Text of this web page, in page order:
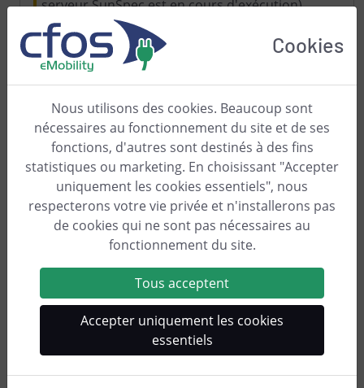
serveur SunSpec est en cours d'exécution)
utiliser "Charger la liste des appareils SunSpec"
pour obtenir une liste d'adresses de registre de
démarrage Modbus. Voici les instructions pour
leserveur SunSpec.
Courrier (SMTP)
Le gestionnaire de charge cFos peut envoyer des
mails mensuels aux utilisateurs avec les
données de consommation. En tant
qu'administrateur, vous pouvez configurer ici un
accès pour l'envoi de mails :
Adresse du serveur SMTP, port, nom
expéditeur. Si vous cochez la case "Envoyer les
processus de charge", vous recevrez en tant
qu'admin tous les mois tous les processus de
charge sous forme de mail.
Tronity
Cookies
Nous utilisons des cookies. Beaucoup sont
nécessaires au fonctionnement du site et de ses
fonctions, d'autres sont destinés à des fins
statistiques ou marketing. En choisissant "Accepter
uniquement les cookies essentiels", nous
respecterons votre vie privée et n'installerons pas
de cookies qui ne sont pas nécessaires au
fonctionnement du site.
Tous acceptent
Accepter uniquement les cookies
essentiels